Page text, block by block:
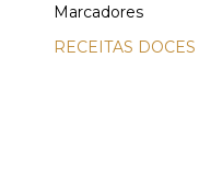
Marcadores
RECEITAS DOCES